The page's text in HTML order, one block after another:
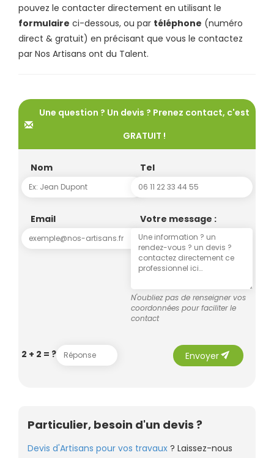
pouvez le contacter directement en utilisant le
formulaire ci-dessous, ou par téléphone (numéro
direct & gratuit) en précisant que vous le contactez
par Nos Artisans ont du Talent.
Une question ? Un devis ? Prenez contact, c'est
GRATUIT !
Nom Tel
Email Votre message :
N'oubliez pas de renseigner vos
coordonnées pour faciliter le
contact
2 + 2 = ? Envoyersend
Particulier, besoin d'un devis ?
Devis d'Artisans pour vos travaux ? Laissez-nous